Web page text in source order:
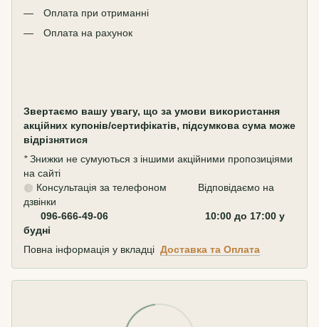
Оплата при отриманні
Оплата на рахунок
Звертаємо вашу увагу, що за умови використання
акційних купонів/сертифікатів, підсумкова сума може
відрізнятися
*Знижки не сумуються з іншими акційними пропозиціями
на сайті
Консультація за телефоном Відповідаємо на
дзвінки
096-666-49-06 10:00 до 17:00 у
будні
Повна інформація у вкладці Доставка та Оплата